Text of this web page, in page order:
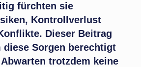
fürchten sie
Kontrollverlust
Dieser Beitrag
diese Sorgen berechtigt
trotzdem keine